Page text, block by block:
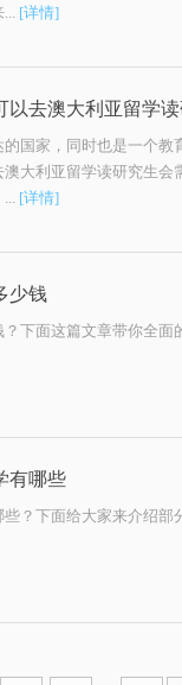
[详情]
去澳大利亚留学读
国家，同时也是一个教
大利亚留学读研究生会
[详情]
少钱
下面这篇文章带你全面
有哪些
？下面给大家来介绍部